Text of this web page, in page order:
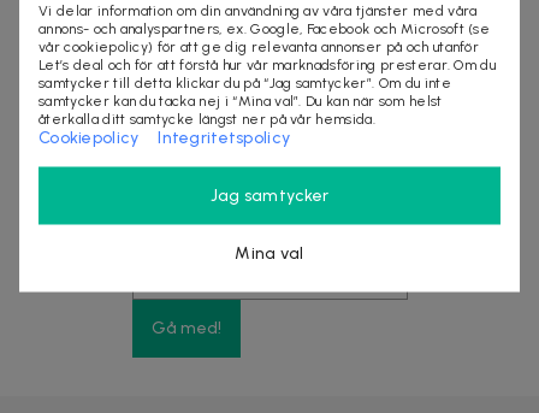
Nyhetsbrevet fyllt med fördelar
Få exklusiva rabatter, förtur till stora kampanjer
och upp till 10% rabatt på ditt nästa köp
Gå med!
Vi delar information om din användning av våra tjänster med våra
annons- och analyspartners, ex. Google, Facebook och Microsoft (se
vår cookiepolicy) för att ge dig relevanta annonser på och utanför
Let’s deal och för att förstå hur vår marknadsföring presterar. Om du
samtycker till detta klickar du på “Jag samtycker”. Om du inte
samtycker kan du tacka nej i “Mina val”. Du kan när som helst
återkalla ditt samtycke längst ner på vår hemsida.
Cookiepolicy Integritetspolicy
Jag samtycker
Mina val